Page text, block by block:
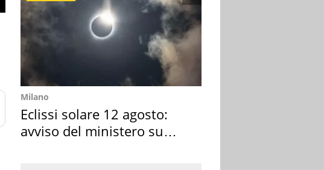
Milano
Eclissi solare 12 agosto:
avviso del ministero su